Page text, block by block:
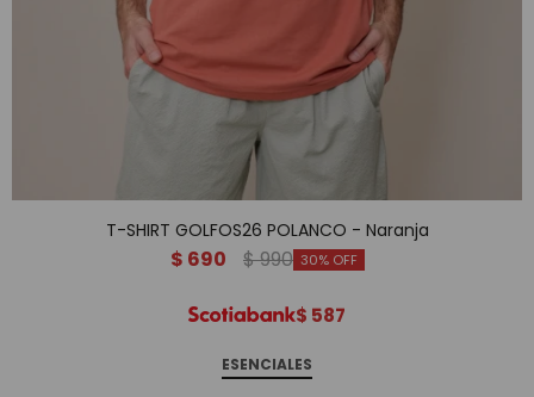
T-SHIRT GOLFOS26 POLANCO - Naranja
$ 690 $990 30
$ 587
ESENCIALES